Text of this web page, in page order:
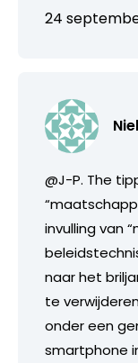
24
@J-P. The
invulling van
naar het
te
onder een
smartphone